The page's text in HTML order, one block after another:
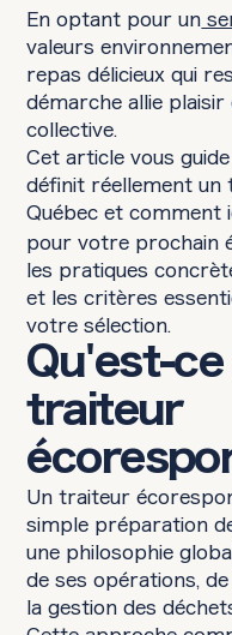
En optant pour un
valeurs
repas délicieux qui
démarche allie
collective.
Cet article vous
définit réellement un
Québec et comment
pour votre prochain
les pratiques
et les critères
votre sélection.
Qu'est-
traiteur
Un traiteur
simple préparation
une philosophie
de ses opérations,
la gestion des